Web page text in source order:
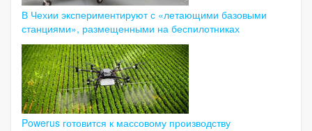
В Чехии экспериментируют с «летающими базовыми
станциями», размещенными на беспилотниках
Powerus готовится к массовому производству